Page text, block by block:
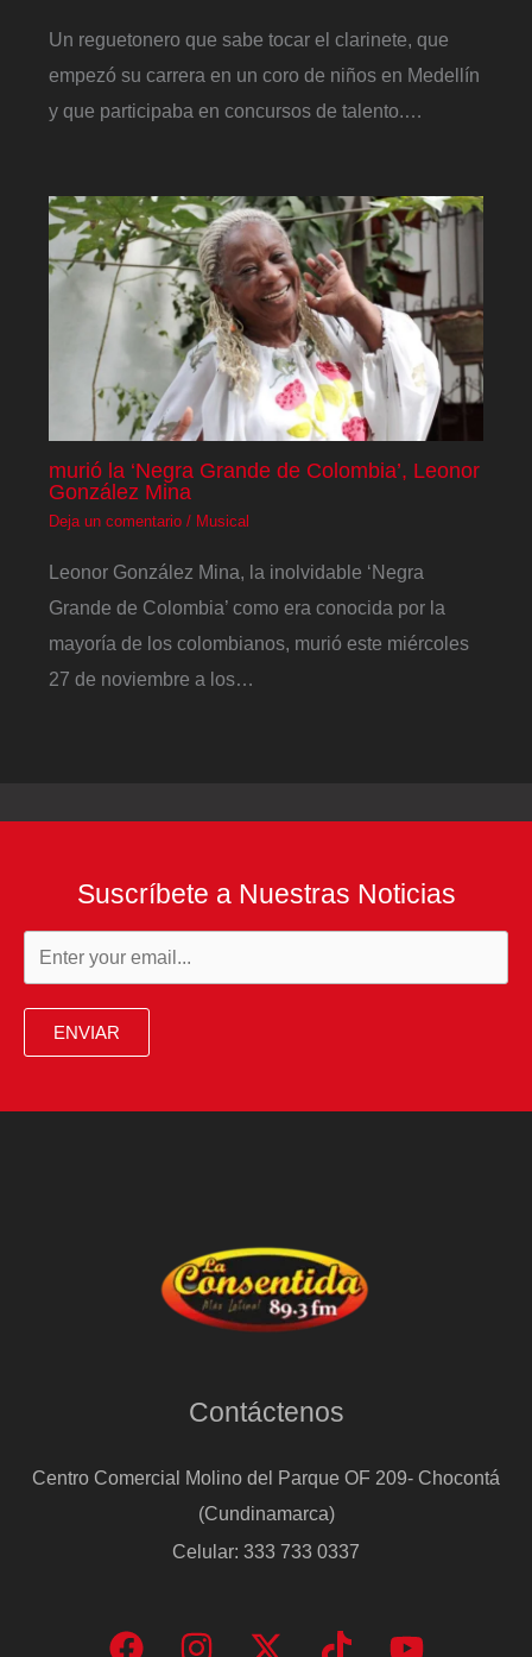
Un reguetonero que sabe tocar el clarinete, que
empezó su carrera en un coro de niños en Medellín
y que participaba en concursos de talento.…
murió la ‘Negra Grande de Colombia’, Leonor
González Mina
Deja un comentario / Musical
Leonor González Mina, la inolvidable ‘Negra
Grande de Colombia’ como era conocida por la
mayoría de los colombianos, murió este miércoles
27 de noviembre a los…
Suscríbete a Nuestras Noticias
ENVIAR
Contáctenos
Centro Comercial Molino del Parque OF 209- Chocontá
(Cundinamarca)
Celular: 333 733 0337